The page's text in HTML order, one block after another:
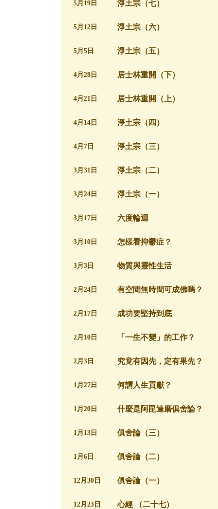
5月19日 淨土宗（七）
5月12日 淨土宗（六）
5月5日 淨土宗（五）
4月28日 居士林重開（下）
4月21日 居士林重開（上）
4月14日 淨土宗（四）
4月7日 淨土宗（三）
3月31日 淨土宗（二）
3月24日 淨土宗（一）
3月17日 六度輪迴
3月10日 怎樣看抑鬱症？
3月3日 物質與靈性生活
2月24日 有空間無時間可成佛嗎？
2月17日 成功要堅持到底
2月10日 「一生不變」的工作？
2月3日 究竟有因先，定有果先？
1月27日 何謂人生貢獻？
1月20日 什麼是阿毘達磨俱舍論？
1月13日 俱舍論（三）
1月6日 俱舍論（二）
12月30日 俱舍論（一）
12月23日 心經 （二十七）